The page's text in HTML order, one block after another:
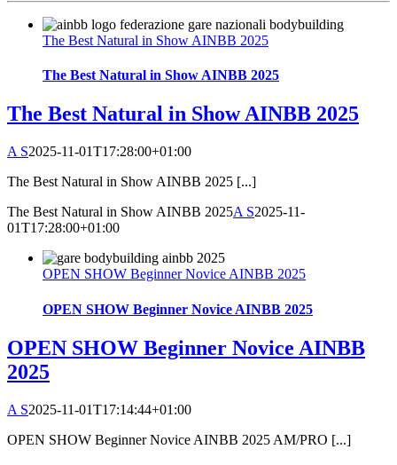
The Best Natural in Show AINBB 2025
The Best Natural in Show AINBB 2025
The Best Natural in Show AINBB 2025
A S2025-11-01T17:28:00+01:00
The Best Natural in Show AINBB 2025 [...]
The Best Natural in Show AINBB 2025A S2025-11-
01T17:28:00+01:00
OPEN SHOW Beginner Novice AINBB 2025
OPEN SHOW Beginner Novice AINBB 2025
OPEN SHOW Beginner Novice AINBB
2025
A S2025-11-01T17:14:44+01:00
OPEN SHOW Beginner Novice AINBB 2025 AM/PRO [...]